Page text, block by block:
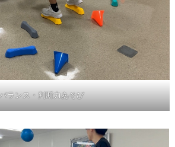
バランス・判断力あそび